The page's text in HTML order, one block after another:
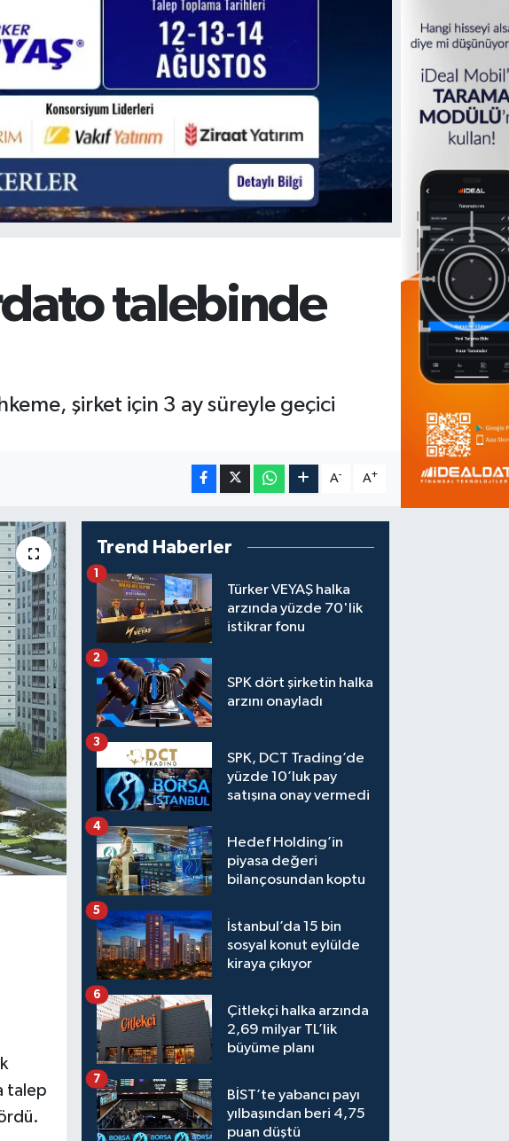
13.779
%-0.18
talebinde
şirket için 3 ay süreyle geçici
A- A+
talep
Trend Haberler
Türker VEYAŞ halka
arzında yüzde 70'lik
istikrar fonu
1
SPK dört şirketin halka
arzını onayladı
2
SPK, DCT Trading’de
yüzde 10’luk pay
satışına onay vermedi
3
Hedef Holding’in
piyasa değeri
bilançosundan koptu
4
İstanbul’da 15 bin
sosyal konut eylülde
kiraya çıkıyor
5
Çitlekçi halka arzında
2,69 milyar TL’lik
büyüme planı
6
BİST’te yabancı payı
yılbaşından beri 4,75
puan düştü
7